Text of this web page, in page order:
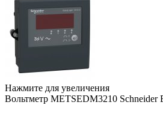
Нажмите для увеличения
Вольтметр METSEDM3210 Schneider